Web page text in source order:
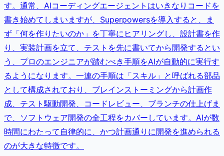
す。通常、AIコーディングエージェントはいきなりコードを
書き始めてしまいますが、Superpowersを導入すると、ま
ず「何を作りたいのか」を丁寧にヒアリングし、設計書を作
り、実装計画を立て、テストを先に書いてから開発するとい
う、プロのエンジニアが踏むべき手順をAIが自動的に実行す
るようになります。一連の手順は「スキル」と呼ばれる部品
として構成されており、ブレインストーミングから計画作
成、テスト駆動開発、コードレビュー、ブランチの仕上げま
で、ソフトウェア開発の全工程をカバーしています。AIが数
時間にわたって自律的に、かつ計画通りに開発を進められる
のが大きな特徴です。